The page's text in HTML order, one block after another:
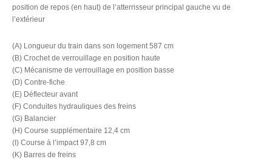
position de repos (en haut) de l’atterrisseur principal gauche vu de
l’extérieur
(A) Longueur du train dans son logement 587 cm
(B) Crochet de verrouillage en position haute
(C) Mécanisme de verrouillage en position basse
(D) Contre-fiche
(E) Déflecteur avant
(F) Conduites hydrauliques des freins
(G) Balancier
(H) Course supplémentaire 12,4 cm
(I) Course à l’impact 97,8 cm
(K) Barres de freins